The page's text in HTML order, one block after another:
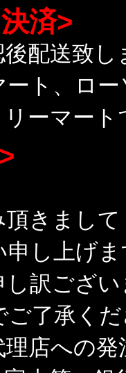
済>
後配送致し
ート、ロ
ーマー
頂きまし
し上げ
し訳ござ
ご了承く
理店への